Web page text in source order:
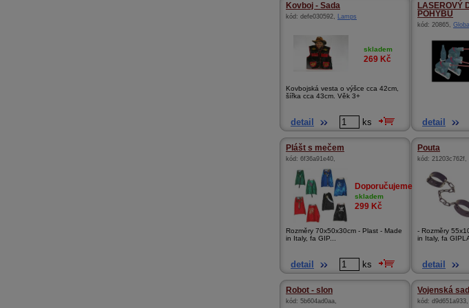
Kovboj - Sada
kód: defe030592, Lamps
skladem
269 Kč
Kovbojská vesta o výšce cca 42cm,
šířka cca 43cm. Věk 3+
detail ks
LASEROVÝ
POHYBU
kód: 20865,
detail
Plášt s mečem
kód: 6f36a91e40,
Doporučujeme
skladem
299 Kč
Rozměry 70x50x30cm - Plast - Made
in Italy, fa GIP...
detail ks
Pouta
kód: 21203c762f,
- Rozměry
in Italy, fa
detail
Robot - slon
kód: 5b604ad0aa,
Vojenská
kód: d9d651a933,